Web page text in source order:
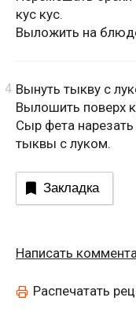
кус кус.
Выложить на
Вынуть тыкву с
Вылошить поверх
Сыр фета
тыквы с луком.
Закладка
Написать
Распечатать